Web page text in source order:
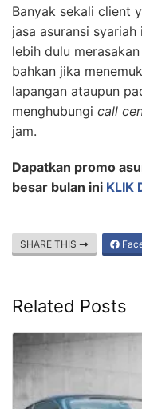
Banyak sekali client
jasa asuransi
lebih dulu
bahkan jika
lapangan ataupun
menghubungi call
jam.
Dapatkan promo
besar bulan ini KLIK
SHARE THIS
Related Posts